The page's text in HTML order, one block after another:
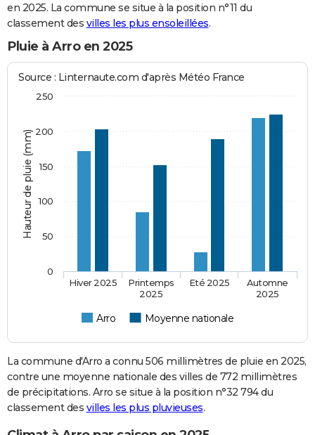
en 2025. La commune se situe à la position n°11 du
classement des villes les plus ensoleillées.
Pluie à Arro en 2025
Hauteur de pluie (mm)
Source : Linternaute.com d'après Météo France
Arro Moyenne nationale
Hiver 2025
Printemps
2025
Eté 2025
Automne
2025
0
50
100
150
200
250
La commune d'Arro a connu 506 millimètres de pluie en 2025,
contre une moyenne nationale des villes de 772 millimètres
de précipitations. Arro se situe à la position n°32 794 du
classement des villes les plus pluvieuses.